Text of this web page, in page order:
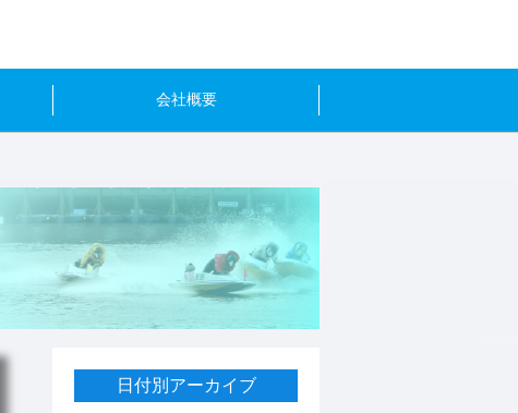
会社概要
日付別アーカイブ